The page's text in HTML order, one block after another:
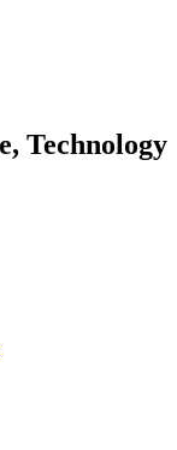
Technology